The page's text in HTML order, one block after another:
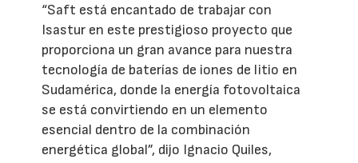
“Saft está encantado de trabajar con
Isastur en este prestigioso proyecto que
proporciona un gran avance para nuestra
tecnología de baterías de iones de litio en
Sudamérica, donde la energía fotovoltaica
se está convirtiendo en un elemento
esencial dentro de la combinación
energética global”, dijo Ignacio Quiles,